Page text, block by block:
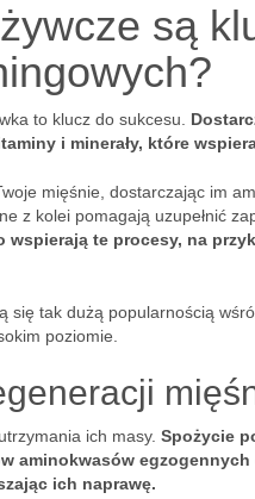
są
to klucz do sukcesu.
i minerały, które
mięśnie, dostarczając im
z kolei pomagają uzupełnić
wspierają te procesy, na
się tak dużą popularnością
poziomie.
ich masy. Spożycie
aminokwasów
ich naprawę.